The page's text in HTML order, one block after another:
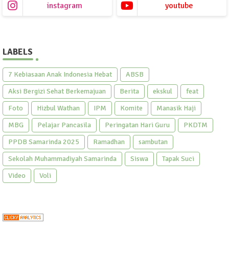
instagram youtube
LABELS
7 Kebiasaan Anak Indonesia Hebat
ABSB
Aksi Bergizi Sehat Berkemajuan
Berita ekskul
feat
Foto
Hizbul Wathan IPM Komite
Manasik Haji
MBG
Pelajar Pancasila Peringatan Hari Guru
PKDTM
PPDB Samarinda 2025
Ramadhan
sambutan
Sekolah Muhammadiyah Samarinda
Siswa
Tapak Suci
Video
Voli